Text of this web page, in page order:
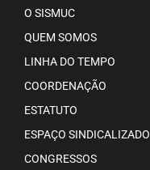
O SISMUC
QUEM SOMOS
LINHA DO TEMPO
COORDENAÇÃO
ESTATUTO
ESPAÇO SINDICALIZADO
CONGRESSOS